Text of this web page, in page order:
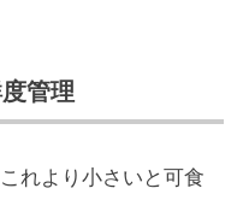
管理
れより小さいと可食